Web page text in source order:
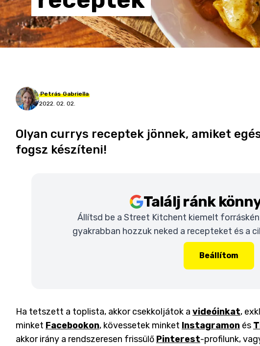
Petrás Gabriella
2022. 02. 02.
Olyan currys receptek jönnek, amiket
fogsz készíteni!
Találj ránk
Állítsd be a Street Kitchent kiemelt
gyakrabban hozzuk neked a recepteket és a
Beállítom
Ha tetszett a toplista, akkor csekkoljátok a videóinkat,
minket Facebookon, kövessetek minket Instagramon és
akkor irány a rendszeresen frissülő Pinterest-profilunk,